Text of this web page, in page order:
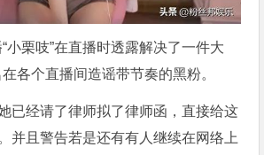
小栗吱”在直播时透露解决了一件大
各个直播间造谣带节奏的黑粉。
已经请了律师拟了律师函，直接给这
并且警告若是还有有人继续在网络上